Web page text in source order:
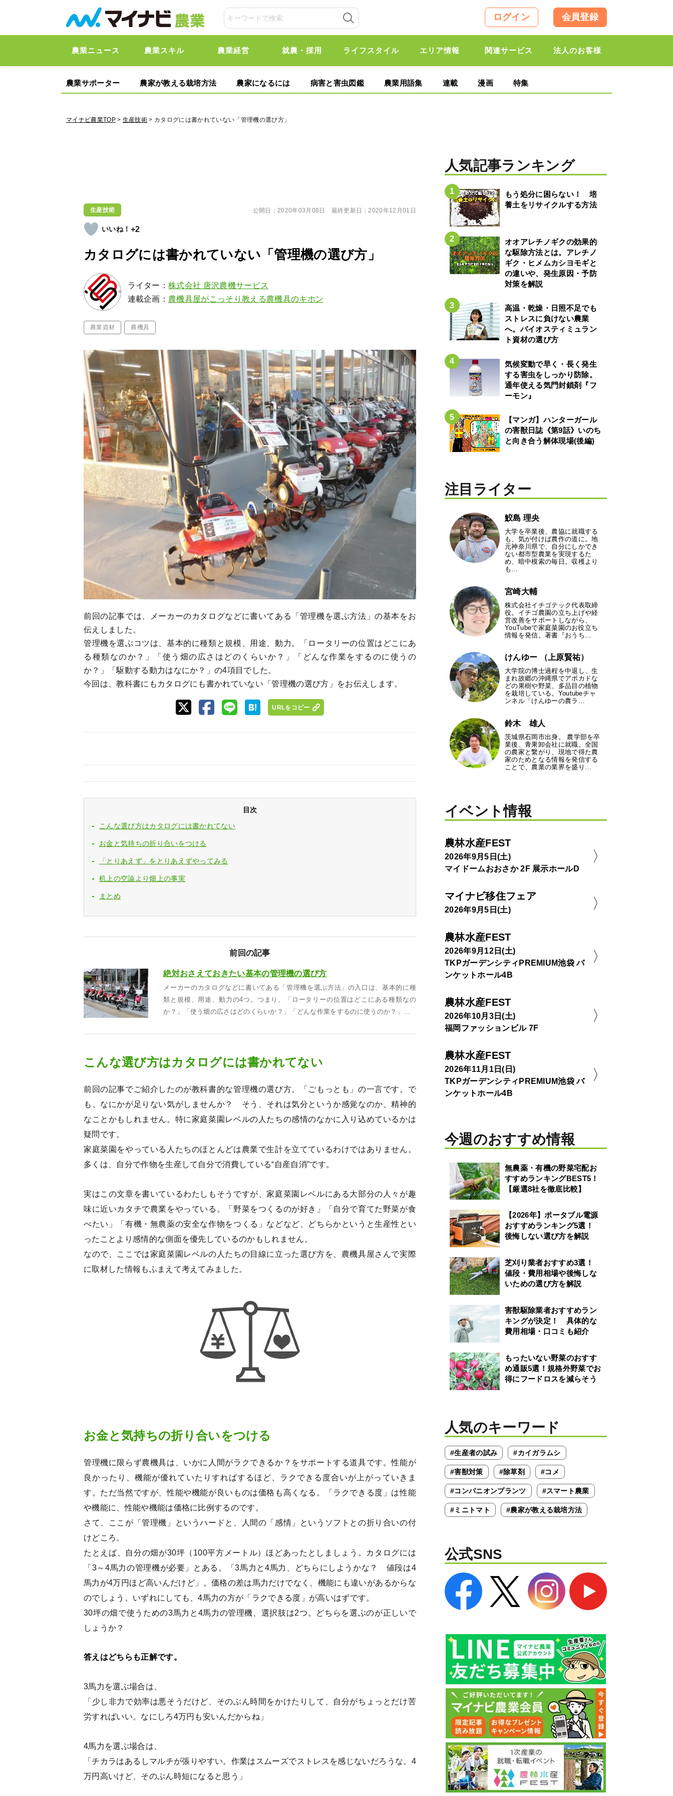
ログイン 会員登録
農業ニュース 農業スキル 農業経営 就農・採用 ライフスタイル エリア情報 関連サービス 法人のお客様
農業サポーター 農家が教える栽培方法 農家になるには 病害と害虫図鑑 農業用語集 連載 漫画 特集
マイナビ農業TOP> 生産技術 > カタログには書かれていない「管理機の選び方」
生産技術
+2
カタログには書かれていない「管理機の選び方」
ライター：株式会社 唐沢農機サービス
連載企画： 農機具屋がこっそり教える農機具のキホン
農業資材 農機具
公開日：2020年03月08日 最終更新日：2020年12月01日
前回の記事では、メーカーのカタログなどに書いてある「管理機を選ぶ方法」の基本をお
伝えしました。
管理機を選ぶコツは、基本的に種類と規模、用途、動力。「ロータリーの位置はどこにあ
る種類なのか？」「使う畑の広さはどのくらいか？」「どんな作業をするのに使うの
か？」「駆動する動力はなにか？」の4項目でした。
今回は、教科書にもカタログにも書かれていない「管理機の選び方」をお伝えします。
URLをコピー
目次
こんな選び方はカタログには書かれてない
お金と気持ちの折り合いをつける
「とりあえず」をとりあえずやってみる
机上の空論より畑上の事実
まとめ
前回の記事
絶対おさえておきたい基本の管理機の選び方
メーカーのカタログなどに書いてある「管理機を選ぶ方法」の入口は、基本的に種
類と規模、用途、動力の4つ。つまり、「ロータリーの位置はどこにある種類なの
か？」「使う畑の広さはどのくらいか？」「どんな作業をするのに使うのか？」…
こんな選び方はカタログには書かれてない
前回の記事でご紹介したのが教科書的な管理機の選び方。「ごもっとも」の一言です。で
も、なにかが足りない気がしませんか？ そう、それは気分というか感覚なのか、精神的
なことかもしれません。特に家庭菜園レベルの人たちの感情のなかに入り込めているかは
疑問です。
家庭菜園をやっている人たちのほとんどは農業で生計を立てているわけではありません。
多くは、自分で作物を生産して自分で消費している“自産自消”です。
実はこの文章を書いているわたしもそうですが、家庭菜園レベルにある大部分の人々が趣
味に近いカタチで農業をやっている。「野菜をつくるのが好き」「自分で育てた野菜が食
べたい」「有機・無農薬の安全な作物をつくる」などなど、どちらかというと生産性とい
ったことより感情的な側面を優先しているのかもしれません。
なので、ここでは家庭菜園レベルの人たちの目線に立った選び方を、農機具屋さんで実際
に取材した情報もふまえて考えてみました。
お金と気持ちの折り合いをつける
管理機に限らず農機具は、いかに人間がラクできるか？をサポートする道具です。性能が
良かったり、機能が優れていたりすればするほど、ラクできる度合いが上がっていきま
す。ただ当然ですが、性能や機能が良いものは価格も高くなる。「ラクできる度」は性能
や機能に、性能や機能は価格に比例するのです。
さて、ここが「管理機」というハードと、人間の「感情」というソフトとの折り合いの付
けどころ。
たとえば、自分の畑が30坪（100平方メートル）ほどあったとしましょう。カタログには
「3～4馬力の管理機が必要」とある。「3馬力と4馬力、どちらにしようかな？ 値段は4
馬力が4万円ほど高いんだけど」。価格の差は馬力だけでなく、機能にも違いがあるからな
のでしょう。いずれにしても、4馬力の方が「ラクできる度」が高いはずです。
30坪の畑で使うための3馬力と4馬力の管理機、選択肢は2つ。どちらを選ぶのが正しいで
しょうか？
答えはどちらも正解です。
3馬力を選ぶ場合は、
「少し非力で効率は悪そうだけど、そのぶん時間をかけたりして、自分がちょっとだけ苦
労すればいい。なにしろ4万円も安いんだからね」
4馬力を選ぶ場合は、
「チカラはあるしマルチが張りやすい。作業はスムーズでストレスを感じないだろうな。4
万円高いけど、そのぶん時短になると思う」
人気記事ランキング
もう処分に困らない！ 培
養土をリサイクルする方法
オオアレチノギクの効果的
な駆除方法とは。アレチノ
ギク・ヒメムカシヨモギと
の違いや、発生原因・予防
対策を解説
高温・乾燥・日照不足でも
ストレスに負けない農業
へ。バイオスティミュラン
ト資材の選び方
気候変動で早く・長く発生
する害虫をしっかり防除。
通年使える気門封鎖剤『フ
ーモン』
【マンガ】ハンターガール
の害獣日誌《第9話》いのち
と向き合う解体現場(後編)
注目ライター
鮫島 理央
大学を卒業後、農協に就職する
も、気が付けば農作の道に。地
元神奈川県で、自分にしかでき
ない都市型農業を実現するた
め、暗中模索の毎日。収穫より
も…
宮崎大輔
株式会社イチゴテック代表取締
役。イチゴ農園の立ち上げや経
営改善をサポートしながら、
YouTubeで家庭菜園のお役立ち
情報を発信。著書『おうち…
けんゆー （上原賢祐）
大学院の博士過程を中退し、生
まれ故郷の沖縄県でアボカドな
どの果樹や野菜、多品目の植物
を栽培している。Youtubeチャ
ンネル「けんゆーの農ラ…
鈴木 雄人
茨城県石岡市出身。 農学部を卒
業後、青果卸会社に就職。全国
の農家と繋がり、現地で得た農
家のためとなる情報を発信する
ことで、農業の業界を盛り…
イベント情報
農林水産FEST
2026年9月5日(土)
マイドームおおさか 2F 展示ホールD
マイナビ移住フェア
2026年9月5日(土)
農林水産FEST
2026年9月12日(土)
TKPガーデンシティPREMIUM池袋 バ
ンケットホール4B
農林水産FEST
2026年10月3日(土)
福岡ファッションビル 7F
農林水産FEST
2026年11月1日(日)
TKPガーデンシティPREMIUM池袋 バ
ンケットホール4B
今週のおすすめ情報
無農薬・有機の野菜宅配お
すすめランキングBEST5！
【厳選8社を徹底比較】
【2026年】ポータブル電源
おすすめランキング5選！
後悔しない選び方を解説
芝刈り業者おすすめ3選！
値段・費用相場や後悔しな
いための選び方を解説
害獣駆除業者おすすめラン
キングが決定！ 具体的な
費用相場・口コミも紹介
もったいない野菜のおすす
め通販5選！規格外野菜でお
得にフードロスを減らそう
人気のキーワード
#生産者の試み #カイガラムシ
#害獣対策 #除草剤 #コメ
#コンパニオンプランツ #スマート農業
#ミニトマト #農家が教える栽培方法
公式SNS